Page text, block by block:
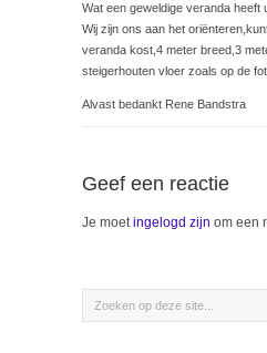
Wat een geweldige veranda heeft
Wij zijn ons aan het
veranda kost,4 meter breed,3
steigerhouten vloer zoals op de
Alvast bedankt Rene Bandstra
Geef een reactie
Je moetingelogd zijn om een